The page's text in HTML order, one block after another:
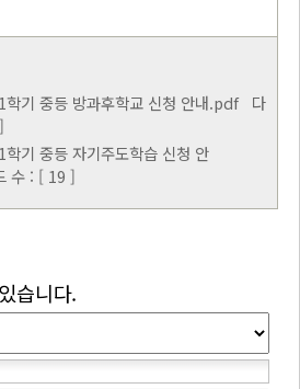
학기 중등 방과후학교 신청 안내.pdf다
기 중등 자기주도학습 신청 안
수 : [ 19 ]
습니다.